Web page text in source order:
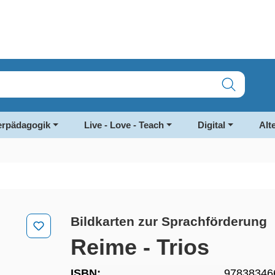
Live - Love - Teach Digital
Bildkarten zur Sprachförderung
Reime - Trios